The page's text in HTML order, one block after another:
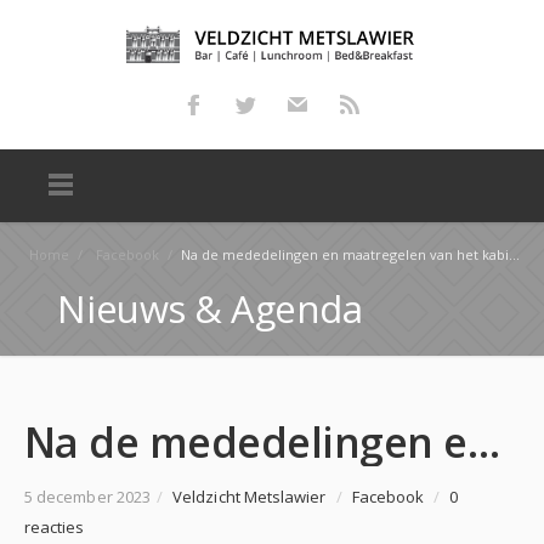
Home Facebook Na de mededelingen en maatregelen van het kabinet van afgelopen zondag zijn wij genoodzaakt ons café…
Nieuws & Agenda
Na de mededelingen en maatregelen van het kabinet van afgelopen zondag zijn wij genoodzaakt ons café…
5 december 2023 / Veldzicht Metslawier / Facebook / 0
reacties